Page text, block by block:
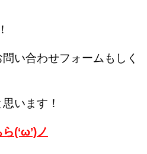
い合わせフォームもしく
います！
(‘ω’)ノ